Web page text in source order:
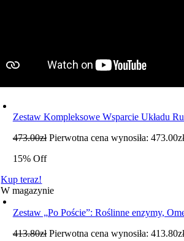
Zestaw Kompleksowe Wsparcie Układu
473.00zł Pierwotna cena wynosiła:
15% Off
Kup teraz!
W magazynie
Zestaw „Po Poście”: Roślinne enzymy,
413.80zł Pierwotna cena wynosiła: